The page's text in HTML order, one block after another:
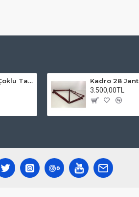
Pro Takım Çantası Çoklu Tamir Seti
3.500,00TL